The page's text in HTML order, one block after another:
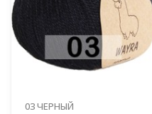
03 ЧЕРНЫЙ